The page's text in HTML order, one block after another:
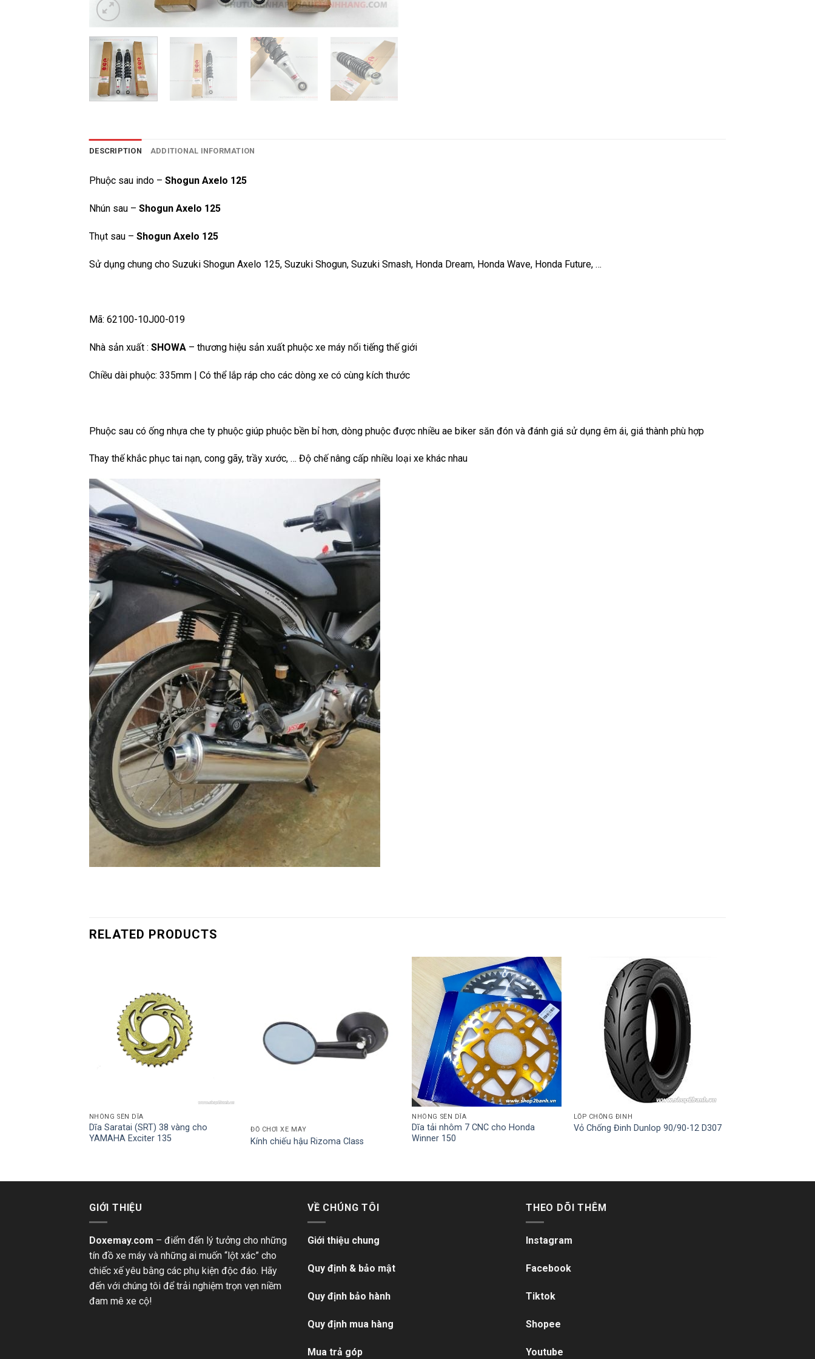
DESCRIPTION ADDITIONAL INFORMATION
Phuộc sau indo – Shogun Axelo 125
Nhún sau – Shogun Axelo 125
Thụt sau – Shogun Axelo 125
Sử dụng chung cho Suzuki Shogun Axelo 125, Suzuki Shogun, Suzuki Smash, Honda Dream, Honda Wave, Honda Future, …
Mã: 62100-10J00-019
Nhà sản xuất : SHOWA – thương hiệu sản xuất phuộc xe máy nổi tiếng thế giới
Chiều dài phuộc: 335mm | Có thể lắp ráp cho các dòng xe có cùng kích thước
Phuộc sau có ống nhựa che ty phuộc giúp phuộc bền bỉ hơn, dòng phuộc được nhiều ae biker săn đón và đánh giá sử dụng êm ái, giá thành phù hợp
Thay thế khắc phục tai nạn, cong gãy, trầy xước, … Độ chế nâng cấp nhiều loại xe khác nhau
RELATED PRODUCTS
NHÔNG SÊN DĨA
Dĩa Saratai (SRT) 38 vàng cho
YAMAHA Exciter 135
ĐỒ CHƠI XE MÁY
Kính chiếu hậu Rizoma Class
NHÔNG SÊN DĨA
Dĩa tải nhôm 7 CNC cho Honda
Winner 150
LỐP CHỐNG ĐINH
Vỏ Chống Đinh Dunlop 90/90-12 D307
GIỚI THIỆU
Doxemay.com – điểm đến lý tưởng cho những
tín đồ xe máy và những ai muốn “lột xác” cho
chiếc xế yêu bằng các phụ kiện độc đáo. Hãy
đến với chúng tôi để trải nghiệm trọn vẹn niềm
đam mê xe cộ!
VỀ CHÚNG TÔI
Giới thiệu chung
Quy định & bảo mật
Quy định bảo hành
Quy định mua hàng
Mua trả góp
THEO DÕI THÊM
Instagram
Facebook
Tiktok
Shopee
Youtube